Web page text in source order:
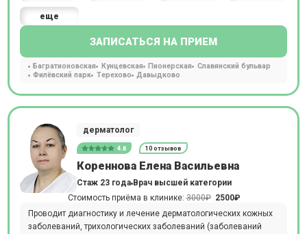
еще
ЗАПИСАТЬСЯ НА ПРИЕМ
Багратионовская Кунцевская Пионерская
Славянский бульвар
Филёвский парк
Терехово Давыдково
дерматолог
4.8 10 отзывов
Кореннова Елена Васильевна
Стаж 23 года Врач высшей категории
Стоимость приёма в клинике:3000₽ 2500₽
Проводит диагностику и лечение дерматологических кожных
заболеваний, трихологических заболеваний (заболеваний